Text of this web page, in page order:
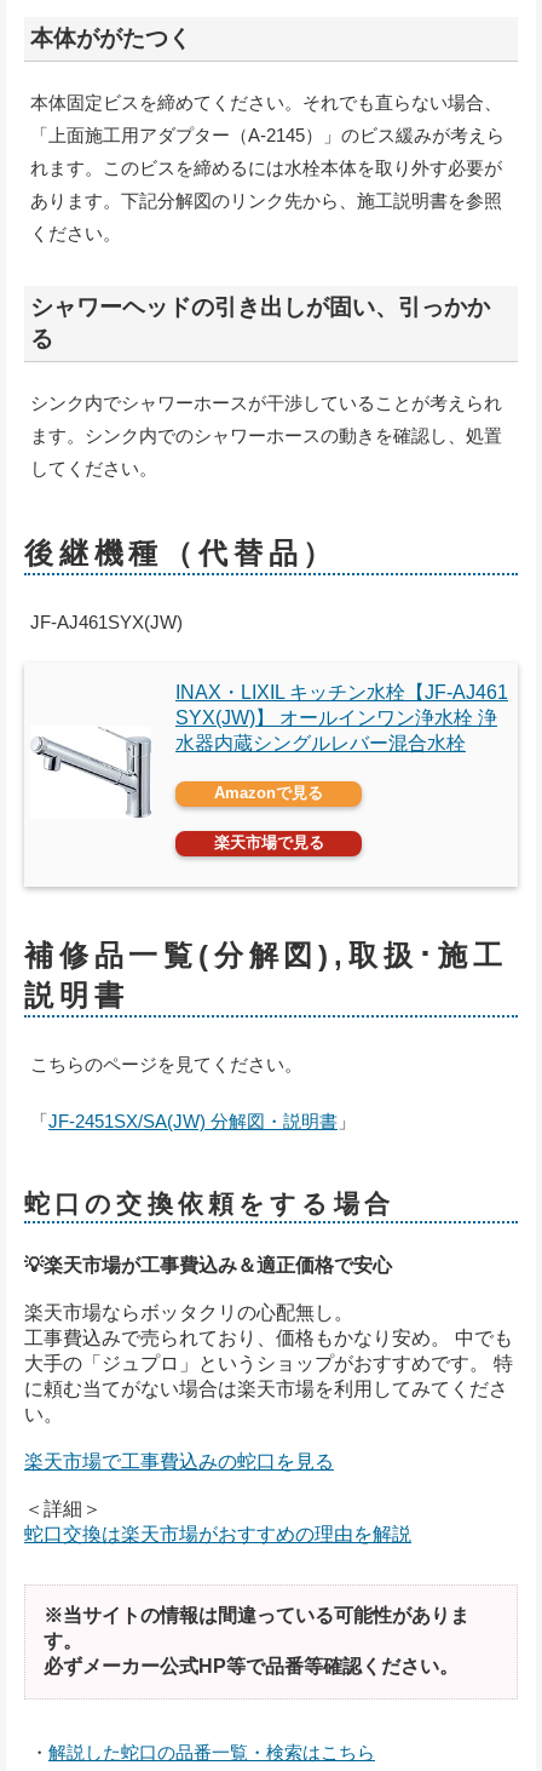
本体ががたつく
本体固定ビスを締めてください。それでも直らない場合、
「上面施工用アダプター（A-2145）」のビス緩みが考えら
れます。このビスを締めるには水栓本体を取り外す必要が
あります。下記分解図のリンク先から、施工説明書を参照
ください。
シャワーヘッドの引き出しが固い、引っかか
る
シンク内でシャワーホースが干渉していることが考えられ
ます。シンク内でのシャワーホースの動きを確認し、処置
してください。
後継機種（代替品）
JF-AJ461SYX(JW)
INAX・LIXIL キッチン水栓【JF-AJ461
SYX(JW)】 オールインワン浄水栓 浄
水器内蔵シングルレバー混合水栓
Amazonで見る
楽天市場で見る
補修品一覧(分解図),取扱･施工
説明書
こちらのページを見てください。
「JF-2451SX/SA(JW) 分解図・説明書 」
蛇口の交換依頼をする場合
💡楽天市場が工事費込み＆適正価格で安心
楽天市場ならボッタクリの心配無し。
工事費込みで売られており、価格もかなり安め。 中でも
大手の「ジュプロ」というショップがおすすめです。 特
に頼む当てがない場合は楽天市場を利用してみてくださ
い。
楽天市場で工事費込みの蛇口を見る
＜詳細＞
蛇口交換は楽天市場がおすすめの理由を解説
※当サイトの情報は間違っている可能性がありま
す。
必ずメーカー公式HP等で品番等確認ください。
・ 解説した蛇口の品番一覧・検索はこちら